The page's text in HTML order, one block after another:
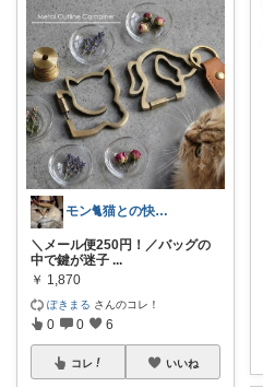
モン🐈猫との快適な暮らし
＼メール便250円！／バッグの
中で鍵が迷子 ...
￥ 1,870
ぽきまる さんのコレ！
0 0 6
コレ いいね